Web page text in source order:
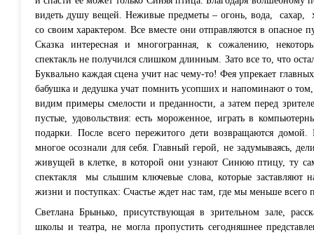
видеть душу вещей. Неживые предметы – огонь, вода,
сахар,
со своим характером. Все вместе они отправляются в опасное
Сказка интересная и многогранная, к сожалению,
спектакль не получился слишком длинным. Зато все то, что
Буквально каждая сцена учит нас чему-то! Фея упрекает
бабушка и дедушка учат помнить усопших и напоминают о
видим примеры смелости и преданности, а затем перед
пустые, удовольствия: есть мороженное, играть в
подарки. После всего пережитого дети возвращаются
многое осознали для себя. Главный герой, не задумываясь,
живущей в клетке, в которой они узнают Синюю птицу, ту
спектакля
мы слышим ключевые слова, которые заставляют
жизни и поступках: Счастье ждет нас там, где мы меньше всего
Светлана Брынько, присутствующая в зрительном зале,
школы и театра, не могла пропустить сегодняшнее